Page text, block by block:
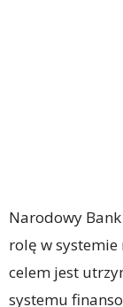
Narodowy
rolę w systemie
celem jest
systemu